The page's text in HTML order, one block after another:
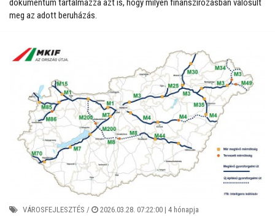
dokumentum tartalmazza azt is, hogy milyen finanszírozásban valósult
meg az adott beruházás.
VÁROSFEJLESZTÉS / 2026.03.28. 07:22:00 | 4 hónapja